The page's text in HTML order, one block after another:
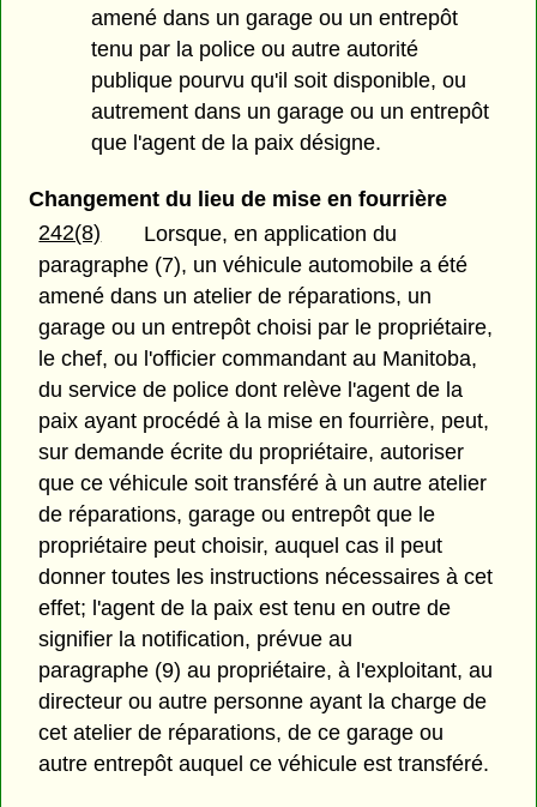
amené dans un garage ou un entrepôt
tenu par la police ou autre autorité
publique pourvu qu'il soit disponible, ou
autrement dans un garage ou un entrepôt
que l'agent de la paix désigne.
Changement du lieu de mise en fourrière
242(8)
Lorsque, en application du
paragraphe (7), un véhicule automobile a été
amené dans un atelier de réparations, un
garage ou un entrepôt choisi par le propriétaire,
le chef, ou l'officier commandant au Manitoba,
du service de police dont relève l'agent de la
paix ayant procédé à la mise en fourrière, peut,
sur demande écrite du propriétaire, autoriser
que ce véhicule soit transféré à un autre atelier
de réparations, garage ou entrepôt que le
propriétaire peut choisir, auquel cas il peut
donner toutes les instructions nécessaires à cet
effet; l'agent de la paix est tenu en outre de
signifier la notification, prévue au
paragraphe (9) au propriétaire, à l'exploitant, au
directeur ou autre personne ayant la charge de
cet atelier de réparations, de ce garage ou
autre entrepôt auquel ce véhicule est transféré.